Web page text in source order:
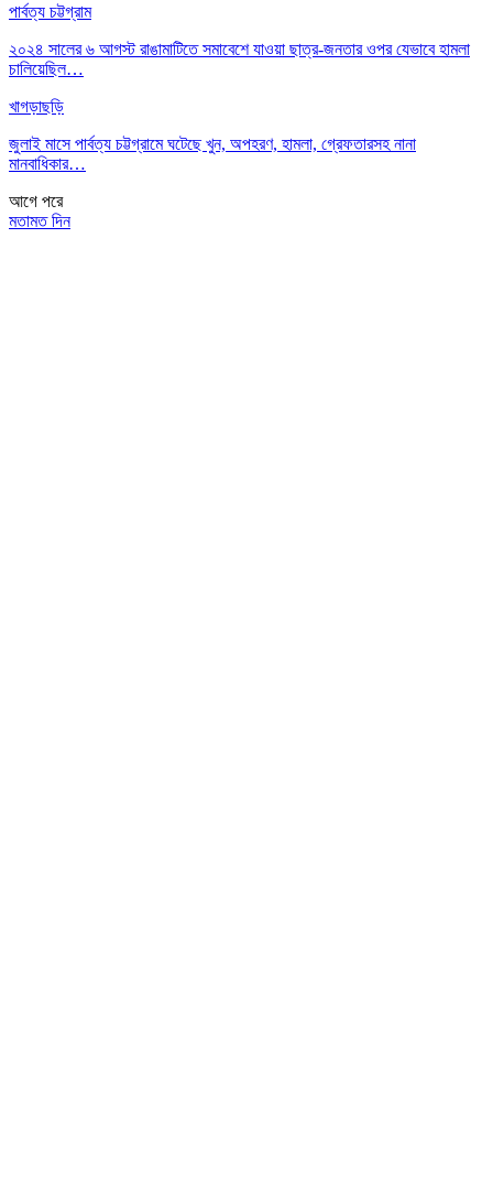
পার্বত্য চট্টগ্রাম
২০২৪ সালের ৬ আগস্ট রাঙামাটিতে সমাবেশে যাওয়া ছাত্র-জনতার ওপর যেভাবে হামলা
চালিয়েছিল…
খাগড়াছড়ি
জুলাই মাসে পার্বত্য চট্টগ্রামে ঘটেছে খুন, অপহরণ, হামলা, গ্রেফতারসহ নানা
মানবাধিকার…
আগে পরে
মতামত দিন